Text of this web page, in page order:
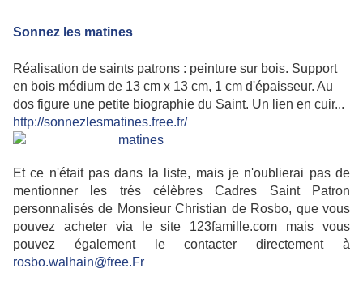
Sonnez les matines
Réalisation de saints patrons : peinture sur bois. Support
en bois médium de 13 cm x 13 cm, 1 cm d'épaisseur. Au
dos figure une petite biographie du Saint. Un lien en cuir...
http://sonnezlesmatines.free.fr/
Et ce n'était pas dans la liste, mais je n'oublierai pas de
mentionner les trés célèbres Cadres Saint Patron
personnalisés de Monsieur Christian de Rosbo, que vous
pouvez acheter via le site 123famille.com mais vous
pouvez également le contacter directement à
rosbo.walhain@free.Fr